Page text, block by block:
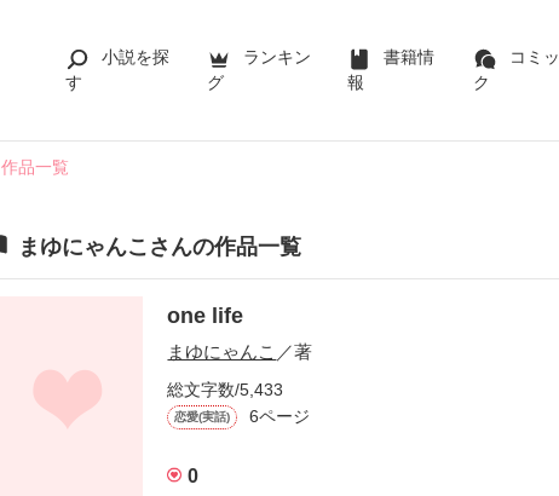
小説を探
す
ランキン
グ
書籍情
報
コミッ
ク
作品一覧
まゆにゃんこさんの作品一覧
one life
まゆにゃんこ ／著
総文字数/5,433
恋愛(実話) 6ページ
0